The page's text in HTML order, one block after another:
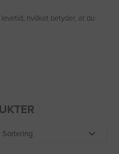
hvilket betyder, at du
Sortering